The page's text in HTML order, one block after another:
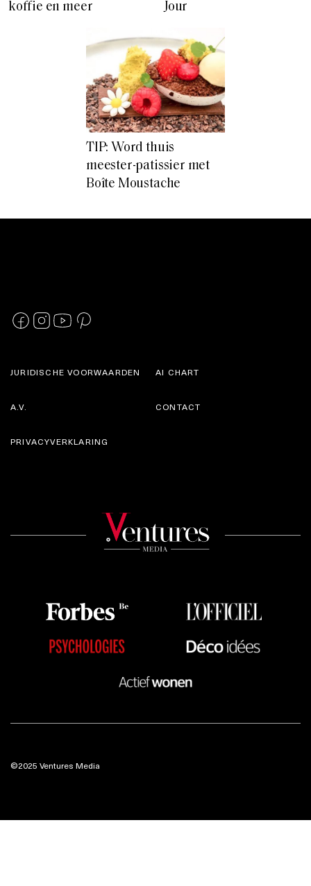
koffie en meer
Jour
TIP: Word thuis
meester-patissier met
Boîte Moustache
JURIDISCHE VOORWAARDEN
A.V.
AI CHART
CONTACT
PRIVACYVERKLARING
©2025 Ventures Media